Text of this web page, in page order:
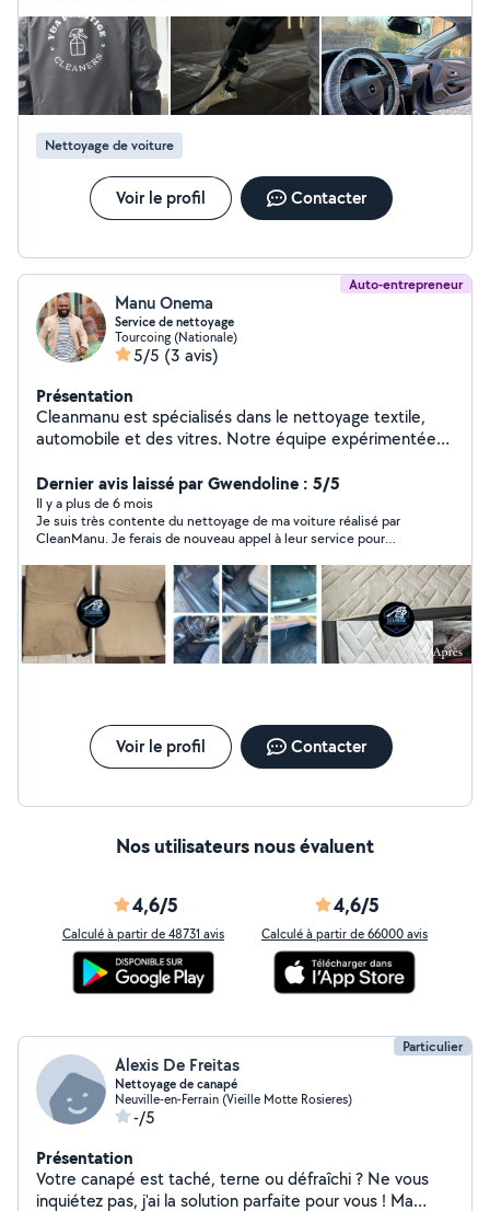
Nettoyage de voiture
Voir le profil Contacter
Auto-entrepreneur
Manu Onema
Service de nettoyage
Tourcoing (Nationale)
5/5 (3 avis)
Présentation
Cleanmanu est spécialisés dans le nettoyage textile,
automobile et des vitres. Notre équipe expérimentée
écologiques pour garantir des résultats impeccables.
Que ce soit pour rafraîchir vos canapés, nettoyer
l'intérieur de votre voiture ou faire briller vos vitres, nous
nous engageons à offrir un service rapide et
personnalisé. Contactez-nous pour un devis gratuit et
redonnez vie à vos espaces!!!
Dernier avis laissé par Gwendoline : 5/5
Il y a plus de 6 mois
Je suis très contente du nettoyage de ma voiture réalisé par
CleanManu. Je ferais de nouveau appel à leur service pour
et votre bonne énergie !
Voir le profil Contacter
Nos utilisateurs nous évaluent
4,6/5
Calculé à partir de 48731 avis
4,6/5
Calculé à partir de 66000 avis
Particulier
Alexis De Freitas
Nettoyage de canapé
Neuville-en-Ferrain (Vieille Motte Rosieres)
-/5
Présentation
Votre canapé est taché, terne ou défraîchi ? Ne vous
inquiétez pas, j'ai la solution parfaite pour vous ! Ma